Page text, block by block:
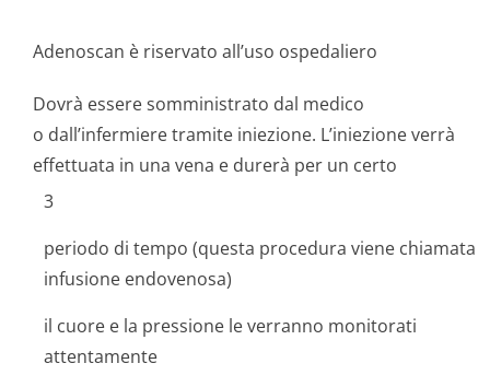
Adenoscan è riservato all’uso ospedaliero
Dovrà essere somministrato dal medico
o dall’infermiere tramite iniezione. L’iniezione verrà
effettuata in una vena e durerà per un certo
3
periodo di tempo (questa procedura viene chiamata
infusione endovenosa)
il cuore e la pressione le verranno monitorati
attentamente